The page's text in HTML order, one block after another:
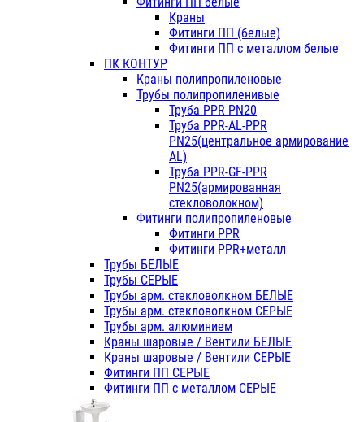
Краны
Фитинги ПП (белые)
Фитинги ПП с металлом белые
ПК КОНТУР
Краны полипропиленовые
Трубы полипропиленивые
Труба PPR PN20
Труба PPR-AL-PPR
PN25(центральное армирование
AL)
Труба PPR-GF-PPR
PN25(армированная
стекловолокном)
Фитинги полипропиленовые
Фитинги PPR
Фитинги PPR+металл
Трубы БЕЛЫЕ
Трубы СЕРЫЕ
Трубы арм. стекловолкном БЕЛЫЕ
Трубы арм. стекловолкном СЕРЫЕ
Трубы арм. алюминием
Краны шаровые / Вентили БЕЛЫЕ
Краны шаровые / Вентили СЕРЫЕ
Фитинги ПП СЕРЫЕ
Фитинги ПП с металлом СЕРЫЕ